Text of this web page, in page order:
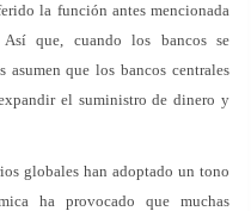
la función antes mencionada
Así que, cuando los bancos se
asumen que los bancos centrales
el suministro de dinero y
globales han adoptado un tono
ha provocado que muchas